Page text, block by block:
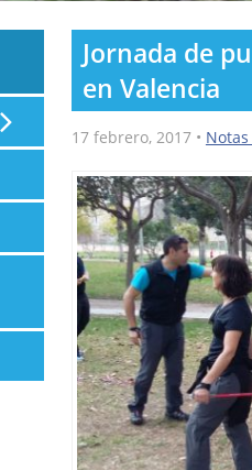
Jornada de
en Valencia
17 febrero, 2017•